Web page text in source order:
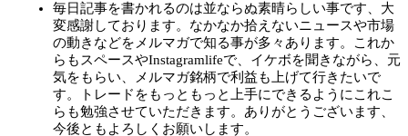
毎日記事を書かれるのは並ならぬ素晴らしい事です、大
変感謝しております。なかなか拾えないニュースや市場
の動きなどをメルマガで知る事が多々あります。これか
らもスペースやInstagramlifeで、イケボを聞きながら、元
気をもらい、メルマガ銘柄で利益も上げて行きたいで
す。トレードをもっともっと上手にできるようにこれこ
らも勉強させていただきます。ありがとうございます、
今後ともよろしくお願いします。